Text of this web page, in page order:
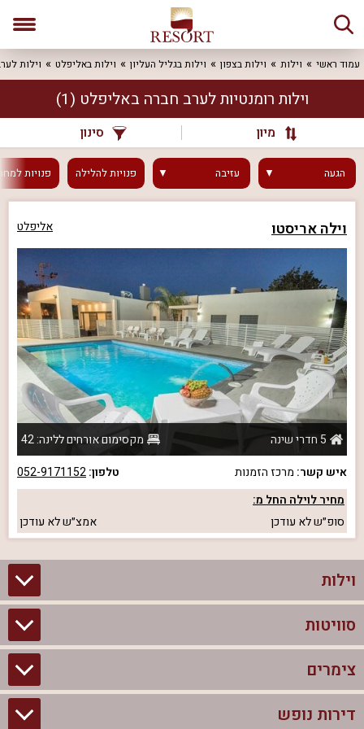
עמוד ראשי וילות וילות בצפון וילות בגליל העליון וילות באליפלט וילות
וילות רומנטיות לערב חברה באליפלט (1)
מיון סינון
הגעה עזיבה פנויותלהלילה פנויות
וילה אריסטו אליפלט
5 חדרי שינה
מקסימום אורחים ללינה: 42
איש קשר: מרכז הזמנות טלפון:052-9171152
מחיר לוילה החל מ:
סופ״שלא עודכן אמצ״שלא עודכן
וילות
וילות בצפון
וילות להשכרה
סוויטות
סוויטות בצפון
צימרים לזוגות עם בריכה פרטית
צימרים
צימרים בצפון
דירות נופש